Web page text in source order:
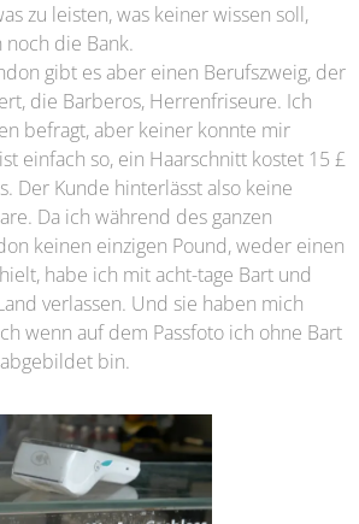
zu leisten, was keiner wissen soll,
die Bank.
gibt es aber einen Berufszweig, der
die Barberos, Herrenfriseure. Ich
befragt, aber keiner konnte mir
einfach so, ein Haarschnitt kostet 15 £
Der Kunde hinterlässt also keine
Da ich während des ganzen
keinen einzigen Pound, weder einen
habe ich mit acht-tage Bart und
verlassen. Und sie haben mich
wenn auf dem Passfoto ich ohne Bart
bin.